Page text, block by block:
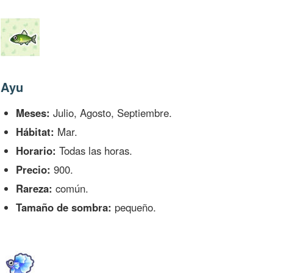
Ayu
Meses: Julio, Agosto, Septiembre.
Hábitat: Mar.
Horario: Todas las horas.
Precio: 900.
Rareza: común.
Tamaño de sombra: pequeño.